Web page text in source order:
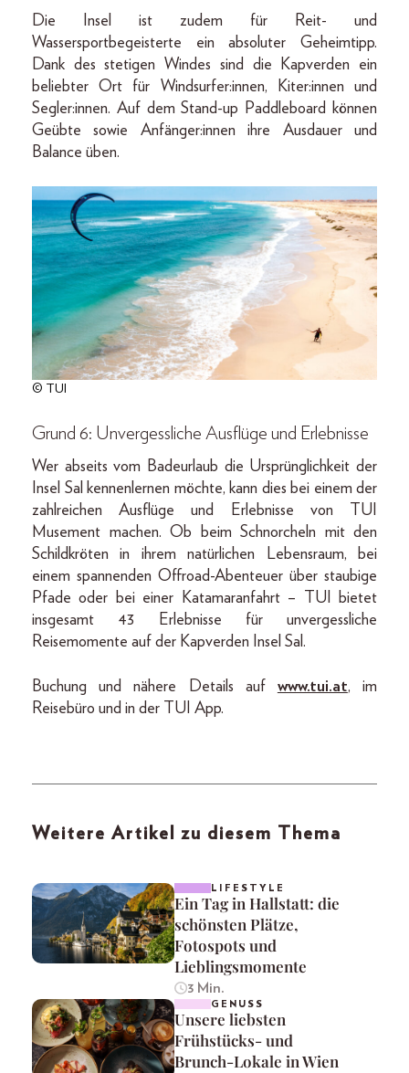
Die Insel ist zudem für Reit- und
Wassersportbegeisterte ein absoluter Geheimtipp.
Dank des stetigen Windes sind die Kapverden ein
beliebter Ort für Windsurfer:innen, Kiter:innen und
Segler:innen. Auf dem Stand-up Paddleboard können
Geübte sowie Anfänger:innen ihre Ausdauer und
Balance üben.
© TUI
Grund 6: Unvergessliche Ausflüge und Erlebnisse
Wer abseits vom Badeurlaub die Ursprünglichkeit der
Insel Sal kennenlernen möchte, kann dies bei einem der
zahlreichen Ausflüge und Erlebnisse von TUI
Musement machen. Ob beim Schnorcheln mit den
Schildkröten in ihrem natürlichen Lebensraum, bei
einem spannenden Offroad-Abenteuer über staubige
Pfade oder bei einer Katamaranfahrt – TUI bietet
insgesamt 43 Erlebnisse für unvergessliche
Reisemomente auf der Kapverden Insel Sal.
Buchung und nähere Details auf www.tui.at, im
Reisebüro und in der TUI App.
Weitere Artikel zu diesem Thema
LIFESTYLE
Ein Tag in Hallstatt: die
schönsten Plätze,
Fotospots und
Lieblingsmomente
3 Min.
GENUSS
Unsere liebsten
Frühstücks- und
Brunch-Lokale in Wien